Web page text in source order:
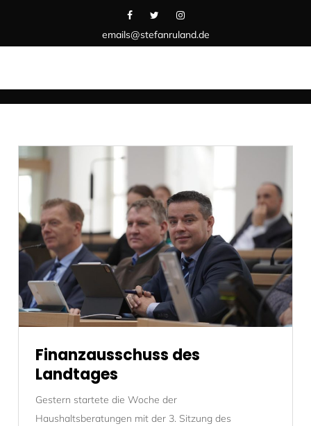
emails@stefanruland.de
Finanzausschuss des
Landtages
Gestern startete die Woche der
Haushaltsberatungen mit der 3. Sitzung des